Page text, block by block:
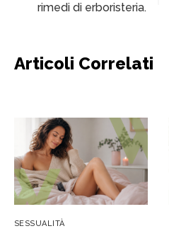
rimedi di erboristeria.
Articoli Correlati
SESSUALITÀ